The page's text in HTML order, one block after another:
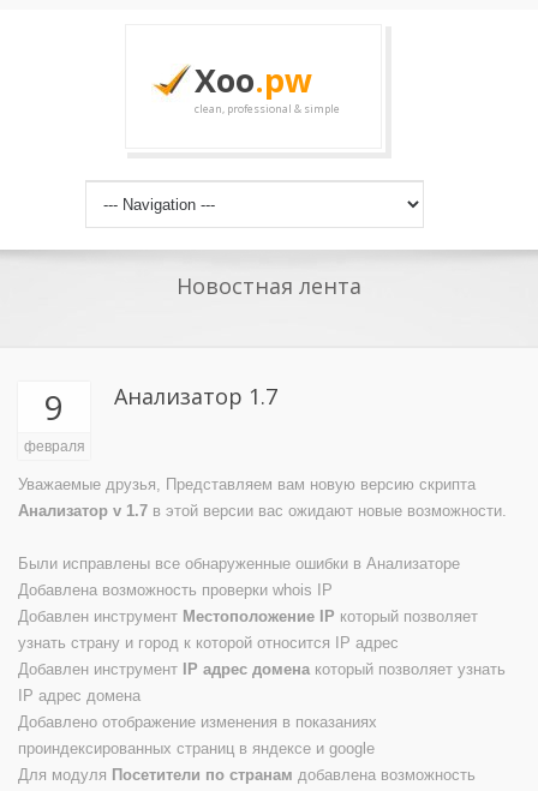
Xoo.pw
clean, professional & simple
Новостная лента
9
февраля
Анализатор 1.7
Уважаемые друзья, Представляем вам новую версию скрипта
Анализатор v 1.7 в этой версии вас ожидают новые возможности.
Были исправлены все обнаруженные ошибки в Анализаторе
Добавлена возможность проверки whois IP
Добавлен инструмент Местоположение IP который позволяет
узнать страну и город к которой относится IP адрес
Добавлен инструмент
IP адрес доменакоторый позволяет узнать
IP адрес домена
Добавлено отображение изменения в показаниях
проиндексированных страниц в яндексе и google
Для модуля Посетители по странам добавлена возможность